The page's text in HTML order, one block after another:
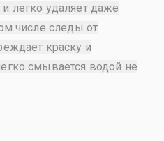
легко удаляет даже
числе следы от
краску и
смывается водой не